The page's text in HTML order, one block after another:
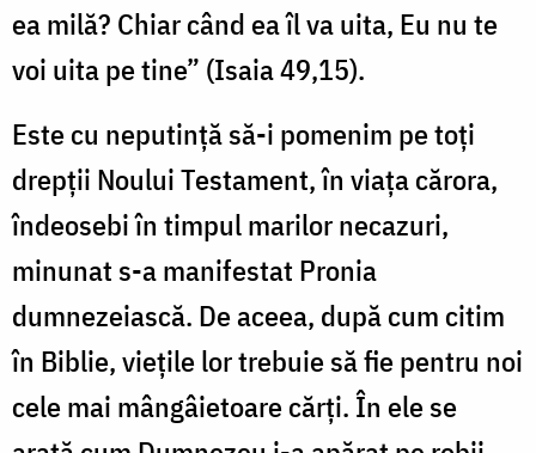
ea milă? Chiar când ea îl va uita, Eu nu te
voi uita pe tine” (Isaia 49,15).
Este cu neputinţă să-i pomenim pe toţi
drepţii Noului Testament, în viaţa cărora,
îndeosebi în timpul marilor necazuri,
minunat s-a manifestat Pronia
dumnezeiască. De aceea, după cum citim
în Biblie, vieţile lor trebuie să fie pentru noi
cele mai mângâietoare cărţi. În ele se